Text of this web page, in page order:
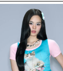
ยว่าก็เดินได้ไม่
ดัง และมีหลายร้า
Ama /
The Steak &
มถึงชาชีสคิวยาว
ก็มาแลนดิ้งด้